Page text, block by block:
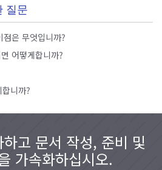
질문
은 무엇입니까?
어떻게합니까?
니까?
고 문서 작성, 준비 및
가속화하십시오.